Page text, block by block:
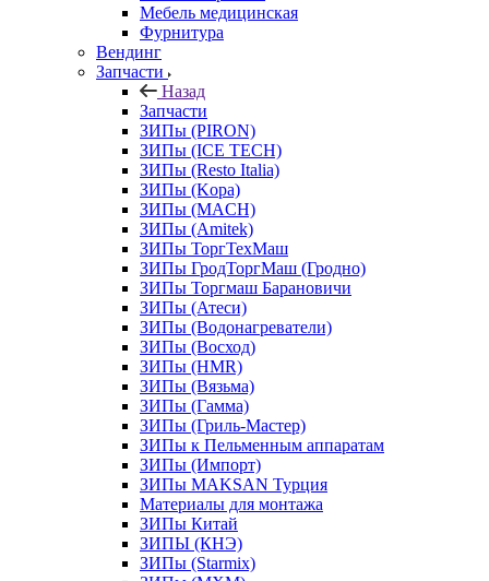
Мебель медицинская
Фурнитура
Вендинг
Запчасти
Назад
Запчасти
ЗИПы (PIRON)
ЗИПы (ICE TECH)
ЗИПы (Resto Italia)
ЗИПы (Kopa)
ЗИПы (MACH)
ЗИПы (Amitek)
ЗИПы ТоргТехМаш
ЗИПы ГродТоргМаш (Гродно)
ЗИПы Торгмаш Барановичи
ЗИПы (Атеси)
ЗИПы (Водонагреватели)
ЗИПы (Восход)
ЗИПы (HMR)
ЗИПы (Вязьма)
ЗИПы (Гамма)
ЗИПы (Гриль-Мастер)
ЗИПы к Пельменным аппаратам
ЗИПы (Импорт)
ЗИПы MAKSAN Турция
Материалы для монтажа
ЗИПы Китай
ЗИПЫ (КНЭ)
ЗИПы (Starmix)